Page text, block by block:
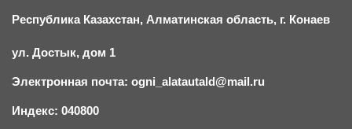
Республика Казахстан, Алматинская область, г. Конаев
ул. Достык, дом 1
Электронная почта: ogni_alatautald@mail.ru
Индекс: 040800